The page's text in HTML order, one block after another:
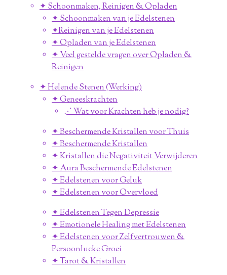
✦ Schoonmaken, Reinigen & Opladen
✦ Schoonmaken van je Edelstenen
✦Reinigen van je Edelstenen
✦ Opladen van je Edelstenen
✦ Veel gestelde vragen over Opladen &
Reinigen
✦ Helende Stenen (Werking)
✦ Geneeskrachten
⋰ Wat voor Krachten heb je nodig?
✦ Beschermende Kristallen voor Thuis
✦ Beschermende Kristallen
✦ Kristallen die Negativiteit Verwijderen
✦ Aura Beschermende Edelstenen
✦ Edelstenen voor Geluk
✦ Edelstenen voor Overvloed
✦ Edelstenen Tegen Depressie
✦ Emotionele Healing met Edelstenen
✦ Edelstenen voor Zelfvertrouwen &
Persoonlucke Groei
✦ Tarot & Kristallen